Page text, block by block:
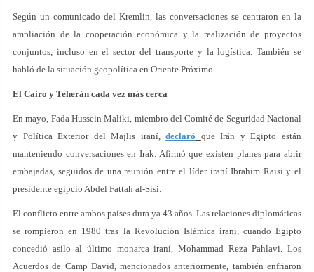
Según un comunicado del Kremlin, las conversaciones se centraron en la
ampliación de la cooperación económica y la realización de proyectos
conjuntos, incluso en el sector del transporte y la logística. También se
habló de la situación geopolítica en Oriente Próximo.
El Cairo y Teherán cada vez más cerca
En mayo, Fada Hussein Maliki, miembro del Comité de Seguridad Nacional
y Política Exterior del Majlis iraní,declaró que Irán y Egipto están
manteniendo conversaciones en Irak. Afirmó que existen planes para abrir
embajadas, seguidos de una reunión entre el líder iraní Ibrahim Raisi y el
presidente egipcio Abdel Fattah al-Sisi.
El conflicto entre ambos países dura ya 43 años. Las relaciones diplomáticas
se rompieron en 1980 tras la Revolución Islámica iraní, cuando Egipto
concedió asilo al último monarca iraní, Mohammad Reza Pahlavi. Los
Acuerdos de Camp David, mencionados anteriormente, también enfriaron